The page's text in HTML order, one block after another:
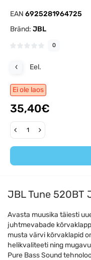
EAN 6925281964725
Bränd: JBL
0
Eel.
Ei ole laos
35,40€
JBL Tune 520BT
Avasta muusika täiesti
juhtmevabade
musta värvi kõrvaklapid
helikvaliteeti ning
Pure Bass Sound